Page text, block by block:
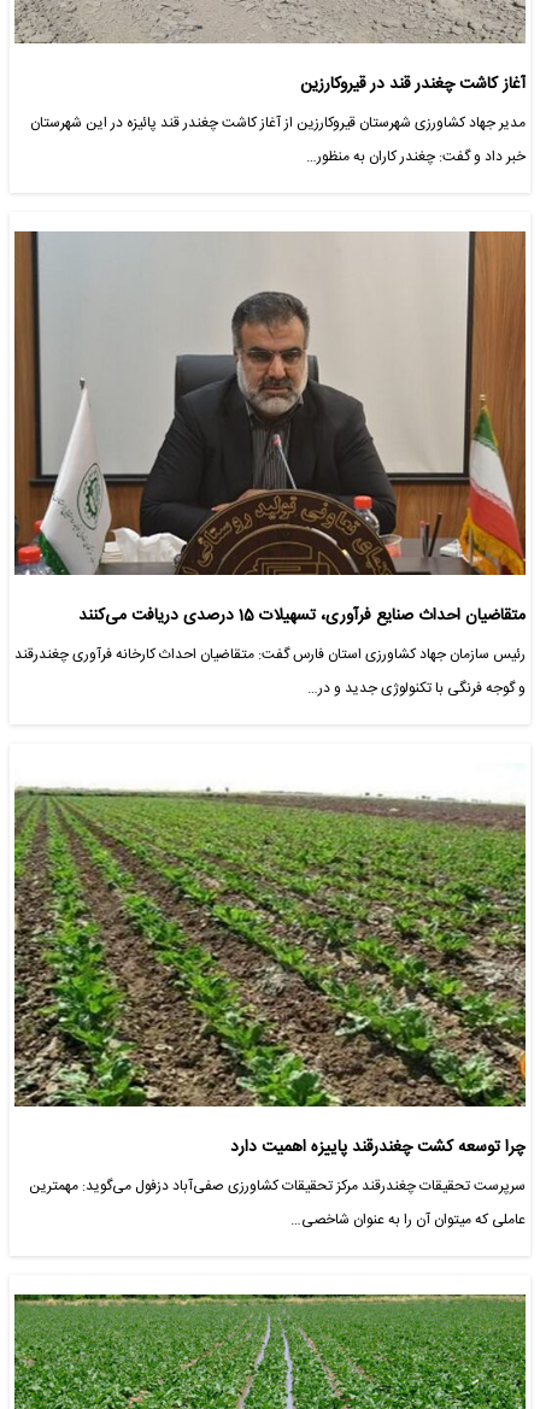
آغاز کاشت چغندر قند در قیروکارزین
مدیر جهاد کشاورزی شهرستان قیروکارزین از آغاز کاشت چغندر قند پائیزه در این شهرستان
خبر داد و گفت: چغندر کاران به منظور…
متقاضیان احداث صنایع فرآوری، تسهیلات 15 درصدی دریافت می‌کنند
رئیس سازمان جهاد کشاورزی استان فارس گفت: متقاضیان احداث کارخانه فرآوری چغندرقند
و گوجه فرنگی با تکنولوژی جدید و در…
چرا توسعه کشت چغندرقند پاییزه اهمیت دارد
سرپرست تحقیقات چغندرقند مرکز تحقیقات کشاورزی صفی‌آباد دزفول می‌گوید: مهم⁮ترین
عاملی که می⁮توان آن را به عنوان شاخصی…